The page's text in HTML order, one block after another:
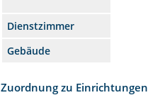
Dienstzimmer
Gebäude
Zuordnung zu Einrichtungen